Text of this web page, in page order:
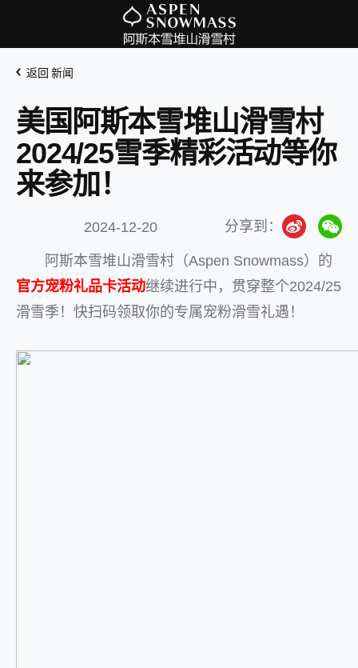
返回 新闻
美国阿斯本雪堆山滑雪村
2024/25雪季精彩活动等你
来参加！
2024-12-20 分享到：
阿斯本雪堆山滑雪村（Aspen Snowmass）的
官方宠粉礼品卡活动继续进行中，贯穿整个2024/25
滑雪季！快扫码领取你的专属宠粉滑雪礼遇！